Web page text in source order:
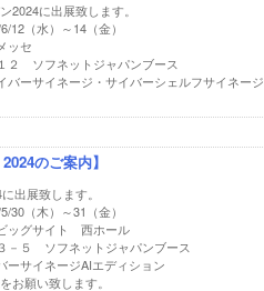
2024に出展致します。
（水）～14（金）
セ
ソフネットジャパンブース
ーサイネージ・サイバーシェルフサイネージ
のご案内】
出展致します。
（木）～31（金）
グサイト 西ホール
５ ソフネットジャパンブース
サイネージAIエディション
お願い致します。